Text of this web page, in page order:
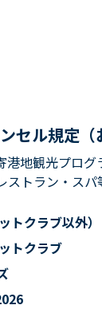
セル規定（
港地観光プロ
トラン・スパ
トクラブ以外）
トクラブ